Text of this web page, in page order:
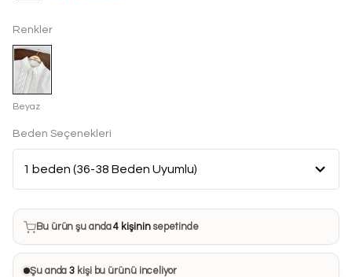
Renkler
Beyaz
Beden Seçenekleri
Bu ürün son 7 günde19 kezsatın alındı
Bu ürün şu anda4 kişininsepetinde
Bu ürünü 29 kişi favorilerine ekledi
Şu anda3 kişi bu ürünü inceliyor